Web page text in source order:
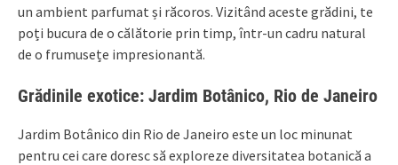
un ambient parfumat și răcoros. Vizitând aceste grădini, te
poți bucura de o călătorie prin timp, într-un cadru natural
de o frumusețe impresionantă.
Grădinile exotice: Jardim Botânico, Rio de Janeiro
Jardim Botânico din Rio de Janeiro este un loc minunat
pentru cei care doresc să exploreze diversitatea botanică a